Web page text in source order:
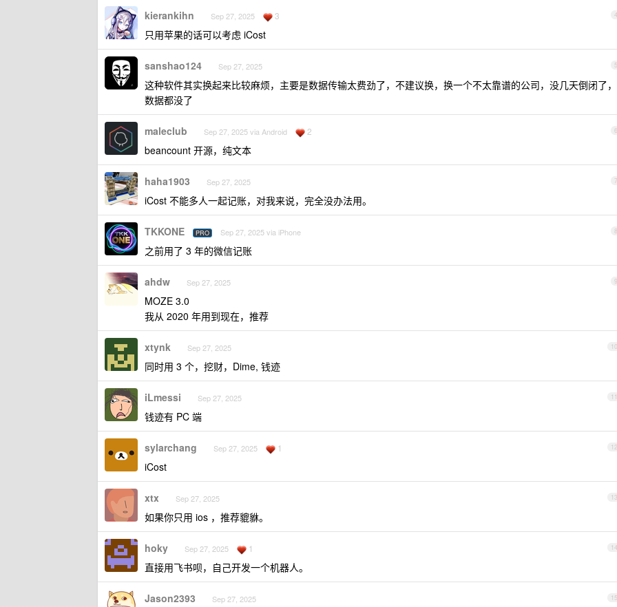
4
kierankihn Sep 27, 2025 3
只用苹果的话可以考虑 iCost
5
sanshao124 Sep 27, 2025
这种软件其实换起来比较麻烦，主要是数据传输太费劲了，不建议换，换一个不太靠谱的公司，没几天倒闭了，
数据都没了
6
maleclub Sep 27, 2025 via Android 2
beancount 开源，纯文本
7
haha1903 Sep 27, 2025
iCost 不能多人一起记账，对我来说，完全没办法用。
8
TKKONE PRO Sep 27, 2025 via iPhone
之前用了 3 年的微信记账
9
ahdw Sep 27, 2025
MOZE 3.0
我从 2020 年用到现在，推荐
10
xtynk Sep 27, 2025
同时用 3 个，挖财，Dime, 钱迹
11
iLmessi Sep 27, 2025
钱迹有 PC 端
12
sylarchang Sep 27, 2025 1
iCost
13
xtx Sep 27, 2025
如果你只用 ios ，推荐貔貅。
14
hoky Sep 27, 2025 1
直接用飞书呗，自己开发一个机器人。
15
Jason2393 Sep 27, 2025